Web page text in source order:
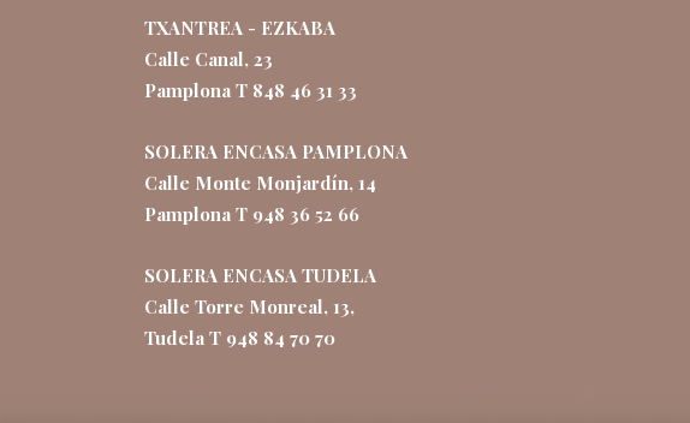
TXANTREA - EZKABA
Calle Canal, 23
Pamplona T 848 46 31 33
SOLERA ENCASA PAMPLONA
Calle Monte Monjardín, 14
Pamplona T 948 36 52 66
SOLERA ENCASA TUDELA
Calle Torre Monreal, 13,
Tudela T 948 84 70 70